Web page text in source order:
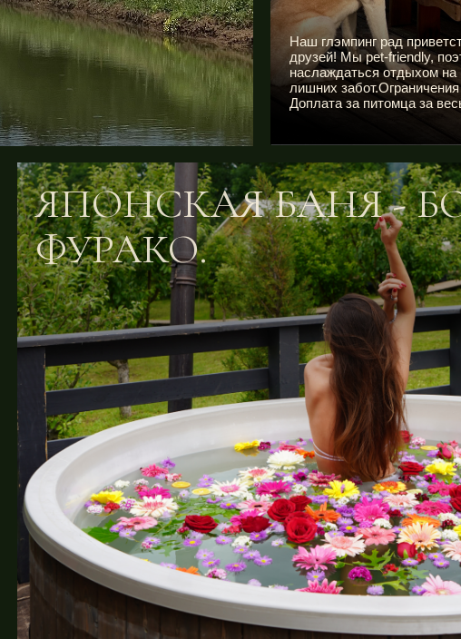
ЯПОНСКАЯ БАНЯ -
ФУРАКО.
Наш глэмпинг рад
друзей! Мы pet-friendly,
наслаждаться отдыхом
лишних забот.Ограничения
Доплата за питомца за